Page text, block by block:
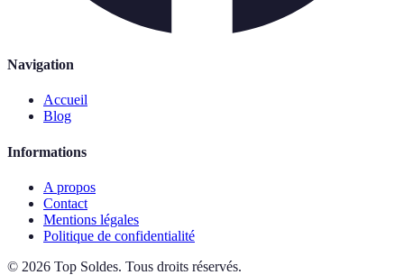
Navigation
Accueil
Blog
Informations
A propos
Contact
Mentions légales
Politique de confidentialité
© 2026 Top Soldes. Tous droits réservés.